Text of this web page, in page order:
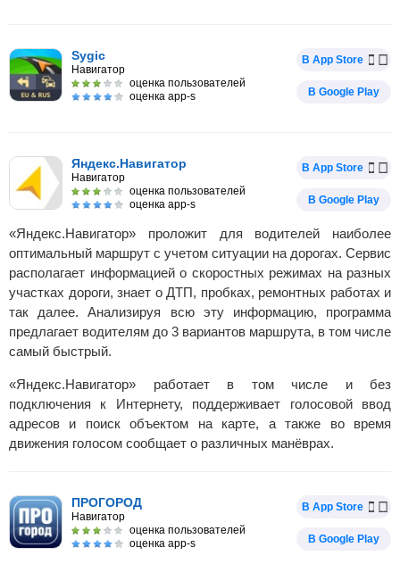
Sygic
Навигатор
оценка пользователей
оценка app-s
В App Store
В Google Play
Яндекс.Навигатор
Навигатор
оценка пользователей
оценка app-s
В App Store
В Google Play
«Яндекс.Навигатор» проложит для водителей наиболее
оптимальный маршрут с учетом ситуации на дорогах. Сервис
располагает информацией о скоростных режимах на разных
участках дороги, знает о ДТП, пробках, ремонтных работах и
так далее. Анализируя всю эту информацию, программа
предлагает водителям до 3 вариантов маршрута, в том числе
самый быстрый.
«Яндекс.Навигатор» работает в том числе и без
подключения к Интернету, поддерживает голосовой ввод
адресов и поиск объектом на карте, а также во время
движения голосом сообщает о различных манёврах.
ПРОГОРОД
Навигатор
оценка пользователей
оценка app-s
В App Store
В Google Play